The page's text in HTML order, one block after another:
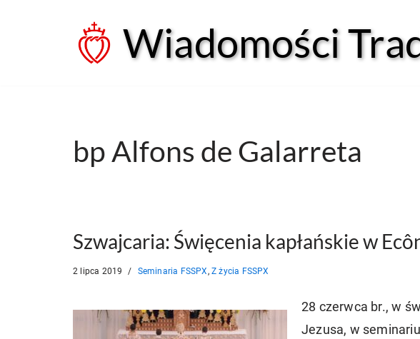
Wiadomości
bp Alfons de Galarreta
Szwajcaria: Święcenia kapłańskie w
2 lipca 2019 Seminaria FSSPX,Z życia FSSPX
28 czerwca br., w
Jezusa, w